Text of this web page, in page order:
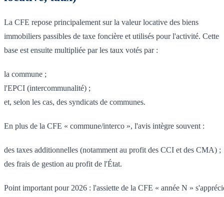
La CFE repose principalement sur la valeur locative des biens
immobiliers passibles de taxe foncière et utilisés pour l'activité. Cette
base est ensuite multipliée par les taux votés par :
la commune ;
l'EPCI (intercommunalité) ;
et, selon les cas, des syndicats de communes.
En plus de la CFE « commune/interco », l'avis intègre souvent :
des taxes additionnelles (notamment au profit des CCI et des CMA) ;
des frais de gestion au profit de l'État.
Point important pour 2026 : l'assiette de la CFE « année N »